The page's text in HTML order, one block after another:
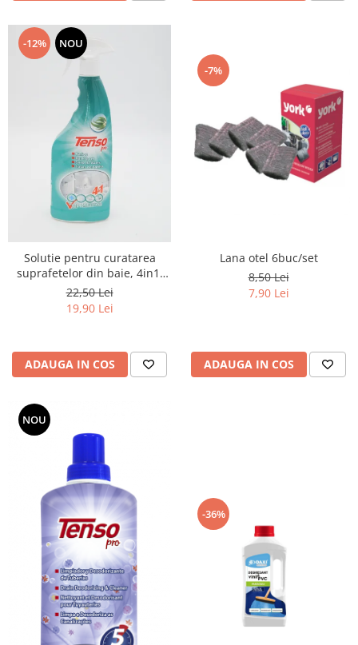
-12% NOU
Solutie pentru curatarea
suprafetelor din baie, 4in1,
750ml
22,50 Lei
19,90 Lei
ADAUGA IN COS
-7%
Lana otel 6buc/set
8,50 Lei
7,90 Lei
ADAUGA IN COS
NOU
-36%